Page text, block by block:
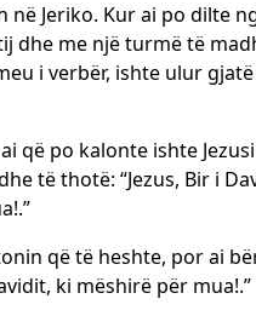
në Jeriko. Kur ai po dilte
dhe me një turmë të
i verbër, ishte ulur
që po kalonte ishte
të thotë: “Jezus, Bir i
që të heshte, por ai
ki mëshirë për mua!.”